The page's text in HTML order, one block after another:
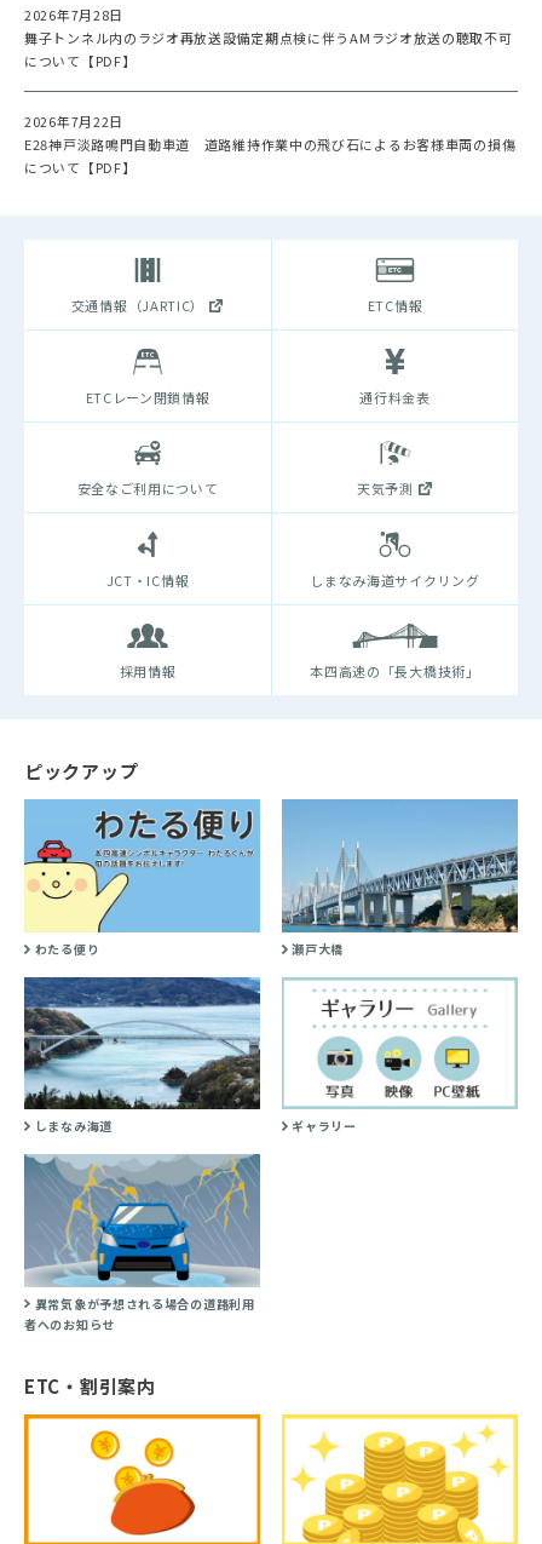
2026年7月28日
舞子トンネル内のラジオ再放送設備定期点検に伴うAMラジオ放送の聴取不可
について【PDF】
2026年7月22日
E28神戸淡路鳴門自動車道 道路維持作業中の飛び石によるお客様車両の損傷
について【PDF】
交通情報（JARTIC） ETC情報
ETCレーン閉鎖情報 通行料金表
安全なご利用について 天気予測
JCT・IC情報 しまなみ海道サイクリング
採用情報 本四高速の「長大橋技術」
ピックアップ
わたる便り 瀬戸大橋
しまなみ海道 ギャラリー
異常気象が予想される場合の道路利用
者へのお知らせ
ETC・割引案内